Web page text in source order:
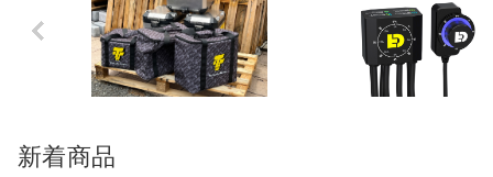
Previo
us
新着商品